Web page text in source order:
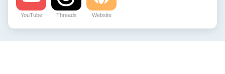
YouTube Threads Website